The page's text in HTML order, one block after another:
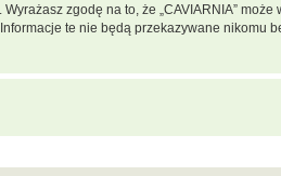
zgodę na to, że „CAVIARNIA” może
te nie będą przekazywane nikomu